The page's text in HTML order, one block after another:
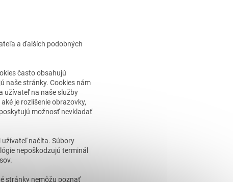
a ďalších podobných
často obsahujú
naše stránky. Cookies nám
užívateľ na naše služby
je rozlíšenie obrazovky,
možnosť nevkladať
užívateľ načíta. Súbory
nepoškodzujú terminál
stránky nemôžu poznať